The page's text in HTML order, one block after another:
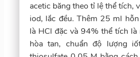
acetic băng theo tỉ lệ thể tích,
iod, lắc đều. Thêm 25 ml
là HCl đặc và 94% thể tích
hòa tan, chuẩn độ lượng